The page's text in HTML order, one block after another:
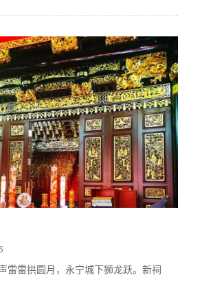
雷雷拱圆月，永宁城下狮龙跃。新祠